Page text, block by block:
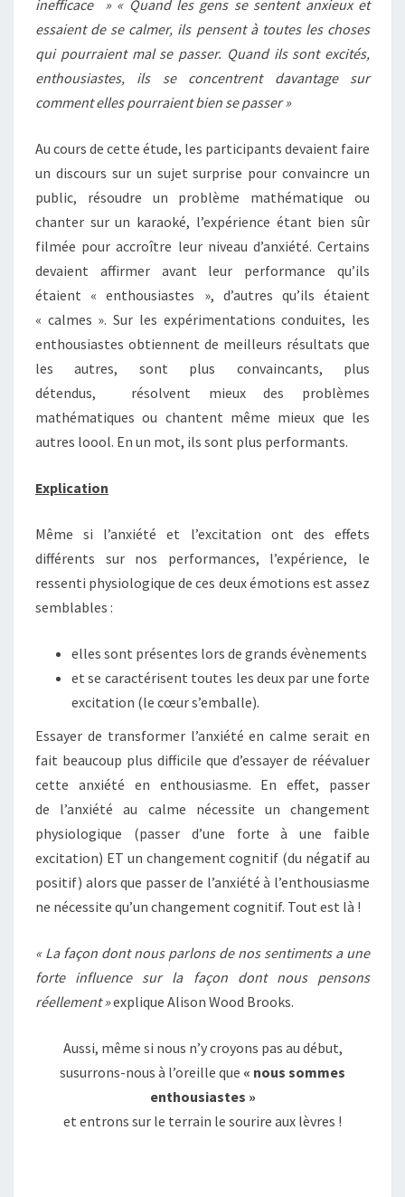
inefficace » « Quand les gens se sentent anxieux et
essaient de se calmer, ils pensent à toutes les choses
qui pourraient mal se passer. Quand ils sont excités,
enthousiastes, ils se concentrent davantage sur
comment elles pourraient bien se passer »
Au cours de cette étude, les participants devaient faire
un discours sur un sujet surprise pour convaincre un
public, résoudre un problème mathématique ou
chanter sur un karaoké, l’expérience étant bien sûr
filmée pour accroître leur niveau d’anxiété. Certains
devaient affirmer avant leur performance qu’ils
étaient « enthousiastes », d’autres qu’ils étaient
« calmes ». Sur les expérimentations conduites, les
enthousiastes obtiennent de meilleurs résultats que
les autres, sont plus convaincants, plus
détendus, résolvent mieux des problèmes
mathématiques ou chantent même mieux que les
autres loool. En un mot, ils sont plus performants.
Explication
Même si l’anxiété et l’excitation ont des effets
différents sur nos performances, l’expérience, le
ressenti physiologique de ces deux émotions est assez
semblables :
elles sont présentes lors de grands évènements
et se caractérisent toutes les deux par une forte
excitation (le cœur s’emballe).
Essayer de transformer l’anxiété en calme serait en
fait beaucoup plus difficile que d’essayer de réévaluer
cette anxiété en enthousiasme. En effet, passer
de l’anxiété au calme nécessite un changement
physiologique (passer d’une forte à une faible
excitation) ET un changement cognitif (du négatif au
positif) alors que passer de l’anxiété à l’enthousiasme
ne nécessite qu’un changement cognitif. Tout est là !
« La façon dont nous parlons de nos sentiments a une
forte influence sur la façon dont nous pensons
réellement »explique Alison Wood Brooks.
Aussi, même si nous n’y croyons pas au début,
susurrons-nous à l’oreille que « nous sommes
enthousiastes »
et entrons sur le terrain le sourire aux lèvres !